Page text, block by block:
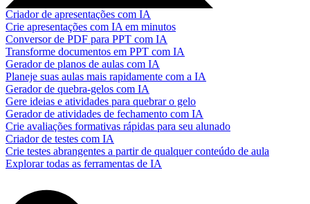
Criador de apresentações com IA
Crie apresentações com IA em minutos
Conversor de PDF para PPT com IA
Transforme documentos em PPT com IA
Gerador de planos de aulas com IA
Planeje suas aulas mais rapidamente com a IA
Gerador de quebra-gelos com IA
Gere ideias e atividades para quebrar o gelo
Gerador de atividades de fechamento com IA
Crie avaliações formativas rápidas para seu alunado
Criador de testes com IA
Crie testes abrangentes a partir de qualquer conteúdo de aula
Explorar todas as ferramentas de IA